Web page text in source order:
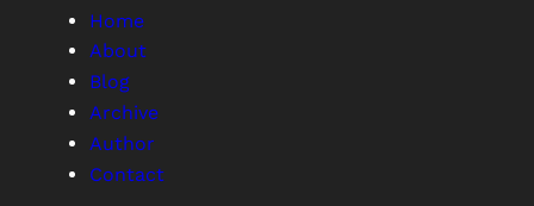
Home
About
Blog
Archive
Author
Contact